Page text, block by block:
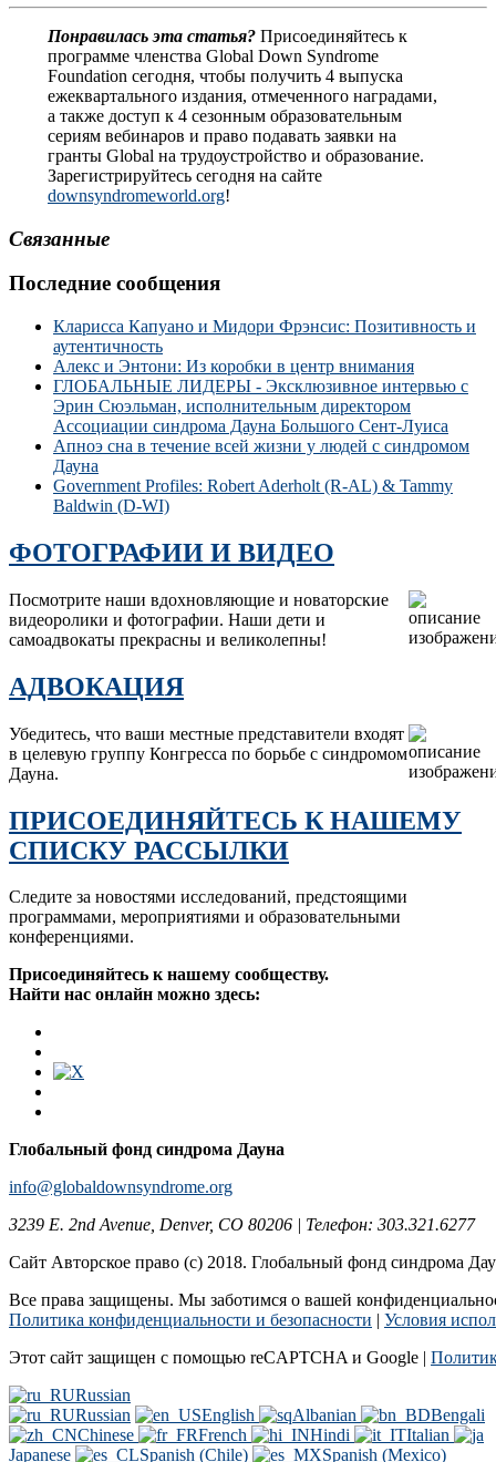
Понравилась эта статья? Присоединяйтесь к
программе членства Global Down Syndrome
Foundation сегодня, чтобы получить 4 выпуска
ежеквартального издания, отмеченного наградами,
а также доступ к 4 сезонным образовательным
сериям вебинаров и право подавать заявки на
гранты Global на трудоустройство и образование.
Зарегистрируйтесь сегодня на сайте
downsyndromeworld.org!
Связанные
Последние сообщения
Кларисса Капуано и Мидори Фрэнсис: Позитивность и
аутентичность
Алекс и Энтони: Из коробки в центр внимания
ГЛОБАЛЬНЫЕ ЛИДЕРЫ - Эксклюзивное интервью с
Эрин Сюэльман, исполнительным директором
Ассоциации синдрома Дауна Большого Сент-Луиса
Апноэ сна в течение всей жизни у людей с синдромом
Дауна
Government Profiles: Robert Aderholt (R-AL) & Tammy
Baldwin (D-WI)
ФОТОГРАФИИ И ВИДЕО
Посмотрите наши вдохновляющие и новаторские
видеоролики и фотографии. Наши дети и
самоадвокаты прекрасны и великолепны!
АДВОКАЦИЯ
Убедитесь, что ваши местные представители входят
в целевую группу Конгресса по борьбе с синдромом
Дауна.
ПРИСОЕДИНЯЙТЕСЬ К НАШЕМУ
СПИСКУ РАССЫЛКИ
Следите за новостями исследований, предстоящими
программами, мероприятиями и образовательными
конференциями.
Присоединяйтесь к нашему сообществу.
Найти нас онлайн можно здесь:
Глобальный фонд синдрома Дауна
info@globaldownsyndrome.org
3239 E. 2nd Avenue, Denver, CO 80206 | Телефон: 303.321.6277
Сайт Авторское право (c) 2018. Глобальный фонд синдрома
Все права защищены. Мы заботимся о вашей
Политика конфиденциальности и безопасности
Условия
Этот сайт защищен с помощью reCAPTCHA и Google |
Russian
Russian
English Albanian
Bengali
Chinese
French Hindi
Italian
Japanese
Spanish (Chile)
Spanish (Mexico)